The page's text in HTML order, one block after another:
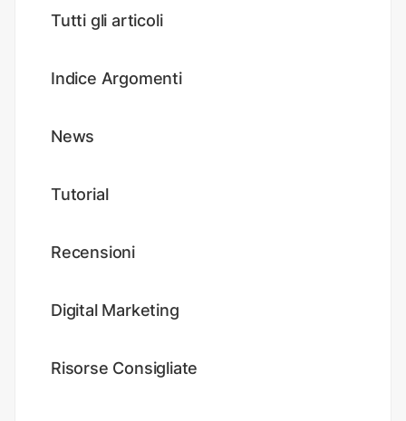
Tutti gli articoli
Indice Argomenti
News
Tutorial
Recensioni
Digital Marketing
Risorse Consigliate